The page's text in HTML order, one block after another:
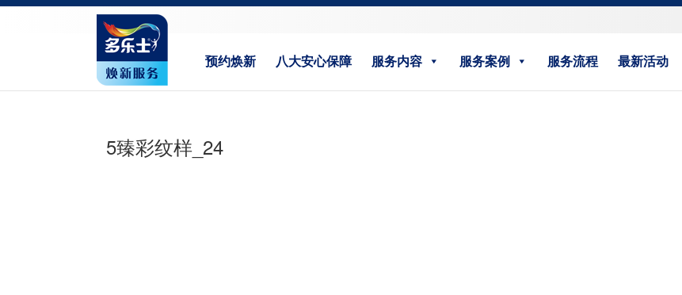
预约焕新 八大安心保障 服务内容 服务案例 服务流程 最新活动
5臻彩纹样_24